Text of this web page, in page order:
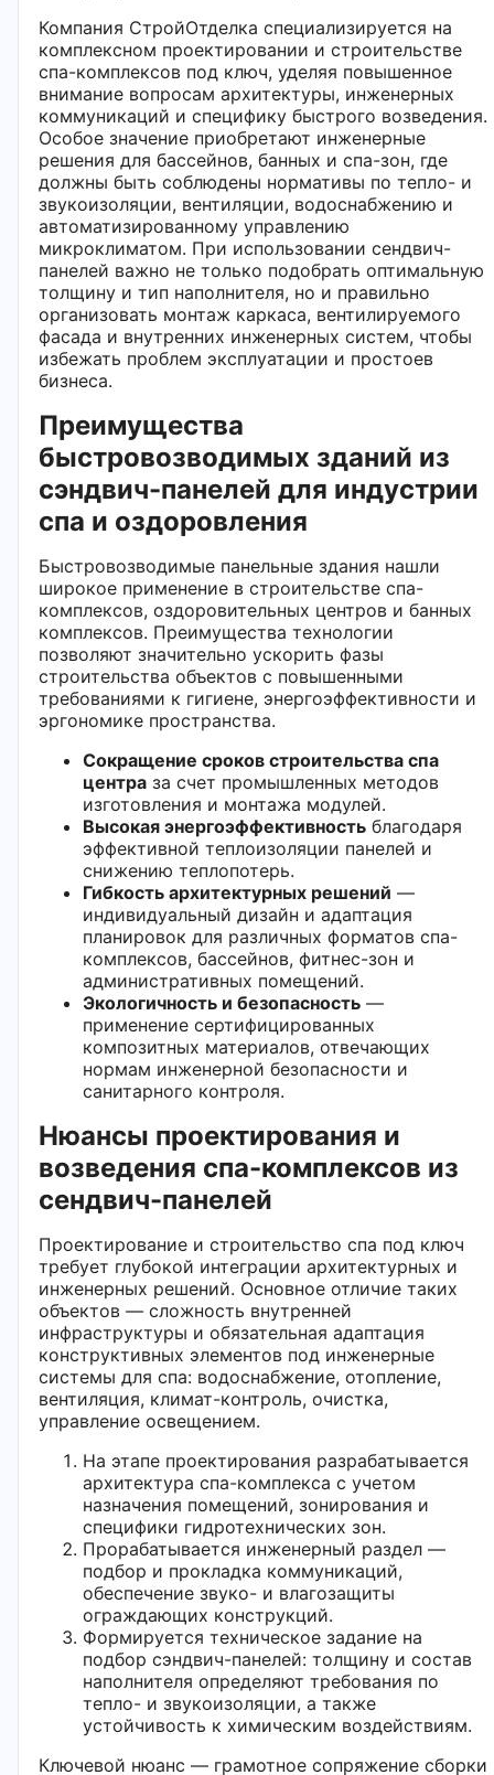
Компания СтройОтделка специализируется на
комплексном проектировании и строительстве
спа-комплексов под ключ, уделяя повышенное
внимание вопросам архитектуры, инженерных
коммуникаций и специфику быстрого возведения.
Особое значение приобретают инженерные
решения для бассейнов, банных и спа-зон, где
должны быть соблюдены нормативы по тепло- и
звукоизоляции, вентиляции, водоснабжению и
автоматизированному управлению
микроклиматом. При использовании сендвич-
панелей важно не только подобрать оптимальную
толщину и тип наполнителя, но и правильно
организовать монтаж каркаса, вентилируемого
фасада и внутренних инженерных систем, чтобы
избежать проблем эксплуатации и простоев
бизнеса.
Преимущества
быстровозводимых зданий из
сэндвич-панелей для индустрии
спа и оздоровления
Быстровозводимые панельные здания нашли
широкое применение в строительстве спа-
комплексов, оздоровительных центров и банных
комплексов. Преимущества технологии
позволяют значительно ускорить фазы
строительства объектов с повышенными
требованиями к гигиене, энергоэффективности и
эргономике пространства.
Сокращение сроков строительства спа
центра за счет промышленных методов
изготовления и монтажа модулей.
Высокая энергоэффективность благодаря
эффективной теплоизоляции панелей и
снижению теплопотерь.
Гибкость архитектурных решений —
индивидуальный дизайн и адаптация
планировок для различных форматов спа-
комплексов, бассейнов, фитнес-зон и
административных помещений.
Экологичность и безопасность —
применение сертифицированных
композитных материалов, отвечающих
нормам инженерной безопасности и
санитарного контроля.
Нюансы проектирования и
возведения спа-комплексов из
сендвич-панелей
Проектирование и строительство спа под ключ
требует глубокой интеграции архитектурных и
инженерных решений. Основное отличие таких
объектов — сложность внутренней
инфраструктуры и обязательная адаптация
конструктивных элементов под инженерные
системы для спа: водоснабжение, отопление,
вентиляция, климат-контроль, очистка,
управление освещением.
На этапе проектирования разрабатывается
архитектура спа-комплекса с учетом
назначения помещений, зонирования и
специфики гидротехнических зон.
Прорабатывается инженерный раздел —
подбор и прокладка коммуникаций,
обеспечение звуко- и влагозащиты
ограждающих конструкций.
Формируется техническое задание на
подбор сэндвич-панелей: толщину и состав
наполнителя определяют требования по
тепло- и звукоизоляции, а также
устойчивость к химическим воздействиям.
Ключевой нюанс — грамотное сопряжение сборки